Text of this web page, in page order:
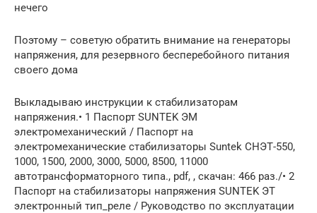
нечего
Поэтому – советую обратить внимание на генераторы
напряжения, для резервного бесперебойного питания
своего дома
Выкладываю инструкции к стабилизаторам
напряжения.• 1 Паспорт SUNTEK ЭМ
электромеханический / Паспорт на
электромеханические стабилизаторы Suntek СНЭТ-550,
1000, 1500, 2000, 3000, 5000, 8500, 11000
автотрансформаторного типа., pdf, , скачан: 466 раз./• 2
Паспорт на стабилизаторы напряжения SUNTEK ЭТ
электронный тип_реле / Руководство по эксплуатации